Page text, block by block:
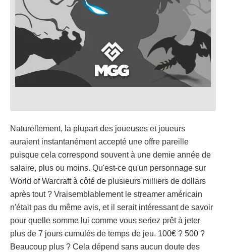
Naturellement, la plupart des joueuses et joueurs
auraient instantanément accepté une offre pareille
puisque cela correspond souvent à une demie année de
salaire, plus ou moins. Qu'est-ce qu'un personnage sur
World of Warcraft à côté de plusieurs milliers de dollars
après tout ? Vraisemblablement le streamer américain
n'était pas du même avis, et il serait intéressant de savoir
pour quelle somme lui comme vous seriez prêt à jeter
plus de 7 jours cumulés de temps de jeu. 100€ ? 500 ?
Beaucoup plus ? Cela dépend sans aucun doute des